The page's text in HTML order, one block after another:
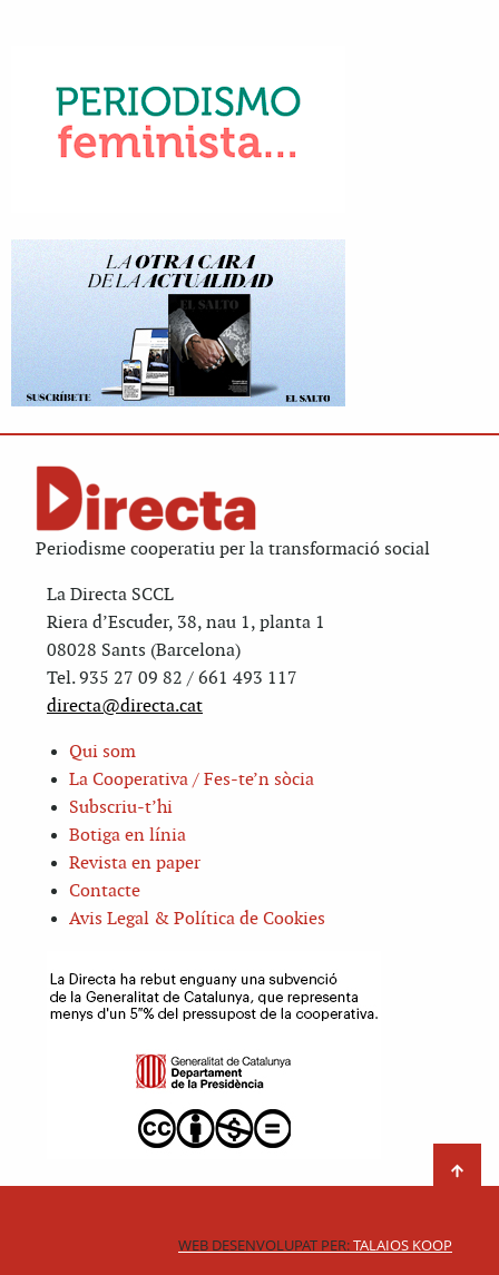
Periodisme cooperatiu per la transformació social
La Directa SCCL
Riera d’Escuder, 38, nau 1, planta 1
08028 Sants (Barcelona)
Tel. 935 27 09 82 / 661 493 117
directa@directa.cat
Qui som
La Cooperativa / Fes-te’n sòcia
Subscriu-t’hi
Botiga en línia
Revista en paper
Contacte
Avis Legal & Política de Cookies
WEB DESENVOLUPAT PER:TALAIOS KOOP